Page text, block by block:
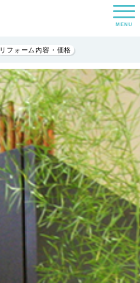
MENU
リフォーム内容・価格